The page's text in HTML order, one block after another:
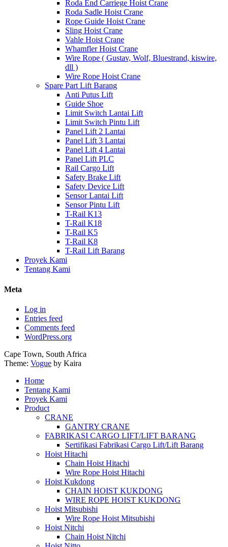
Roda End Carriege Hoist Crane
Roda Sadle Hoist Crane
Rope Guide Hoist Crane
Sling Hoist Crane
Vahle Hoist Crane
Whamfler Hoist Crane
Wire Rope ( Gustav, Wolf, Bluestrand, kiswire,
dll )
Wire Rope Hoist Crane
Spare Part Lift Barang
Anti Putus Lift
Guide Shoe
Limit Switch Lantai Lift
Limit Switch Pintu Lift
Panel Lift 2 Lantai
Panel Lift 3 Lantai
Panel Lift 4 Lantai
Panel Lift PLC
Rail Cargo Lift
Safety Brake Lift
Safety Device Lift
Sensor Lantai Lift
Sensor Pintu Lift
T-Rail K13
T-Rail K18
T-Rail K5
T-Rail K8
T-Rail Lift Barang
Proyek Kami
Tentang Kami
Meta
Log in
Entries feed
Comments feed
WordPress.org
Cape Town, South Africa
Theme: Vogue by Kaira
Home
Tentang Kami
Proyek Kami
Product
CRANE
GANTRY CRANE
FABRIKASI CARGO LIFT/LIFT BARANG
Sertifikasi Fabrikasi Cargo Lift/Lift Barang
Hoist Hitachi
Chain Hoist Hitachi
Wire Rope Hoist Hitachi
Hoist Kukdong
CHAIN HOIST KUKDONG
WIRE ROPE HOIST KUKDONG
Hoist Mitsubishi
Wire Rope Hoist Mitsubishi
Hoist Nitchi
Chain Hoist Nitchi